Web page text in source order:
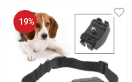
19%